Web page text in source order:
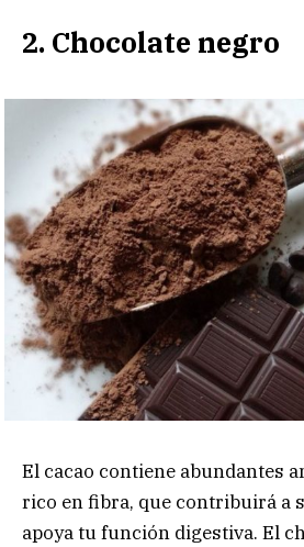
2. Chocolate negro
El cacao contiene abundantes
rico en fibra, que contribuirá a
apoya tu función digestiva. El